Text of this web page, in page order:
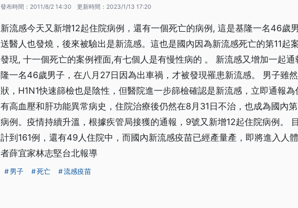
發布時間： 2011/8/2 14:30 更新時間： 2023/1/13 17:20
新流感今天又新增12起住院病例，還有一個死亡的病例, 這是基隆一名46歲
送醫人也發燒，後來被驗出是新流感。這也是國內因為新流感死亡的第11起
發現, 十一個死亡的案例裡面,有七個人是有慢性病的 。 新流感又增加一起通
隆一名46歲男子，在八月27日因為出車禍，才被發現罹患新流感。 男子雖
狀，H1N1快速篩檢也是陰性，但醫院進一步篩檢確認是新流感，立即通報
有高血壓和肝功能異常病史，住院治療後仍然在8月31日不治，也成為國內
病例。疫情持續升溫，根據疾管局接獲的通報，9號又新增12起住院病例。
計到161例，還有49人住院中，而國內新流感疫苗已經產量產，即將進入人
者薛宜家林志堅台北報導
男子 死亡 流感疫苗